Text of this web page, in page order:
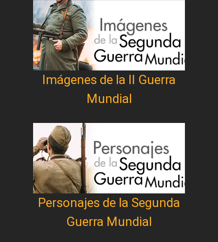
Imágenes de la II Guerra
Mundial
Personajes de la Segunda
Guerra Mundial